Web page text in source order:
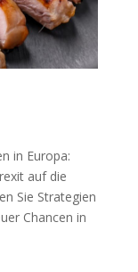
in Europa:
auf die
Sie Strategien
Chancen in